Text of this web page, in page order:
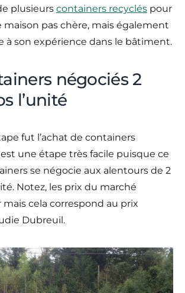
plusieurs containers recyclés pour
pas chère, mais également
à son expérience dans le bâtiment.
négociés 2
l’unité
fut l’achat de containers
une étape très facile puisque ce
se négocie aux alentours de 2
Notez, les prix du marché
cela correspond au prix
Dubreuil.